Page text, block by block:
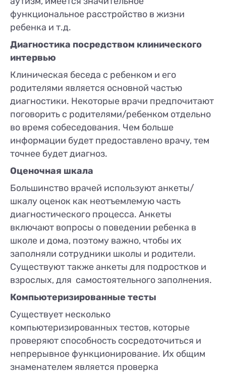
функциональное расстройство в жизни
ребенка и т.д.
Диагностика посредством клинического
интервью
Клиническая беседа с ребенком и его
родителями является основной частью
диагностики. Некоторые врачи предпочитают
поговорить с родителями/ребенком отдельно
во время собеседования. Чем больше
информации будет предоставлено врачу, тем
точнее будет диагноз.
Оценочная шкала
Большинство врачей используют анкеты/
шкалу оценок как неотъемлемую часть
диагностического процесса. Анкеты
включают вопросы о поведении ребенка в
школе и дома, поэтому важно, чтобы их
заполняли сотрудники школы и родители.
Существуют также анкеты для подростков и
взрослых, для самостоятельного заполнения.
Компьютеризированные тесты
Существует несколько
компьютеризированных тестов, которые
проверяют способность сосредоточиться и
непрерывное функционирование. Их общим
знаменателем является проверка